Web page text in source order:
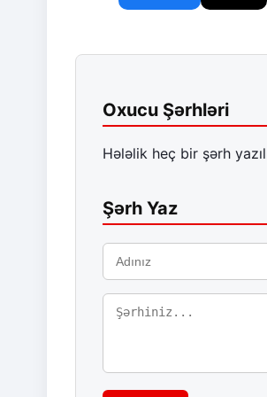
Oxucu Şərhləri
Hələlik heç bir şərh
Şərh Yaz